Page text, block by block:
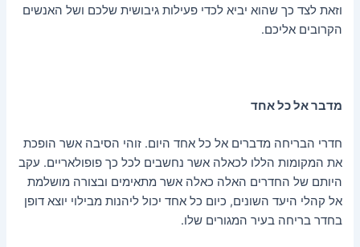
וזאת לצד כך שהוא יביא לכדי פעילות גיבושית שלכם ושל האנשים
הקרובים אליכם.
מדבר אל כל אחד
חדרי הבריחה מדברים אל כל אחד היום. זוהי הסיבה אשר הופכת
את המקומות הללו לכאלה אשר נחשבים לכל כך פופולאריים. עקב
היותם של החדרים האלה כאלה אשר מתאימים ובצורה מושלמת
אל קהלי היעד השונים, כיום כל אחד יכול ליהנות מבילוי יוצא דופן
בחדר בריחה בעיר המגורים שלו.